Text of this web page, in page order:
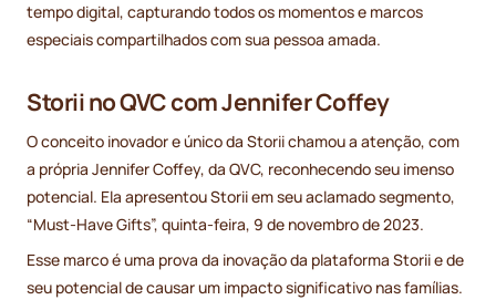
tempo digital, capturando todos os momentos e marcos
especiais compartilhados com sua pessoa amada.
Storii no QVC com Jennifer Coffey
O conceito inovador e único da Storii chamou a atenção, com
a própria Jennifer Coffey, da QVC, reconhecendo seu imenso
potencial. Ela apresentou Storii em seu aclamado segmento,
“Must-Have Gifts”, quinta-feira, 9 de novembro de 2023.
Esse marco é uma prova da inovação da plataforma Storii e de
seu potencial de causar um impacto significativo nas famílias.